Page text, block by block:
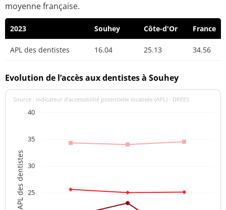
moyenne française.
2023 Souhey Côte-d'Or France
APL des dentistes 16.04 25.13 34.56
Evolution de l’accès aux dentistes à Souhey
APL des dentistes
Source : indicateur d’accessibilité potentielle localisée (APL) - DREES
25
30
35
40